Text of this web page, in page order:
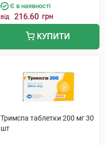
Є в наявності
від 216.60 грн
КУПИТИ
Тримспа таблетки 200 мг 30
шт